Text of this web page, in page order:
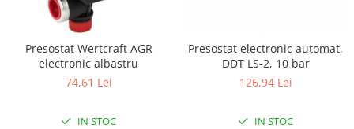
Biciclete, trotinete, triciclete
Biciclete electrice
Triciclete
Presostat Wertcraft AGR
electronic albastru
74,61 Lei
IN STOC
Presostat electronic automat,
DDT LS-2, 10 bar
126,94 Lei
IN STOC